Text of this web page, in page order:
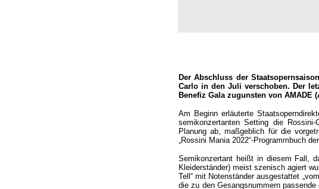
Der Abschluss der
Carlo in den Juli verschoben. Der
Benefiz Gala zugunsten von AMADE
Am Beginn erläuterte
semikonzertanten Setting die
Planung ab, maßgeblich für die
„Rossini Mania 2022“-Programmbuch
Semikonzertant heißt in diesem Fall,
Kleiderständer) meist szenisch agiert
Tell“ mit Notenständer ausgestattet
die zu den Gesangsnummern